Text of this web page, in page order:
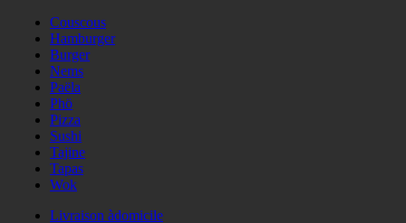
Couscous
Hamburger
Burger
Nems
Paëla
Phö
Pizza
Sushi
Tajine
Tapas
Wok
Livraison àdomicile